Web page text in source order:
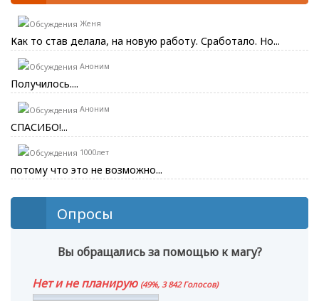
Женя
Как то став делала, на новую работу. Сработало. Но...
Аноним
Получилось....
Аноним
СПАСИБО!...
1000лет
потому что это не возможно...
Опросы
Вы обращались за помощью к магу?
Нет и не планирую (49%, 3 842 Голосов)